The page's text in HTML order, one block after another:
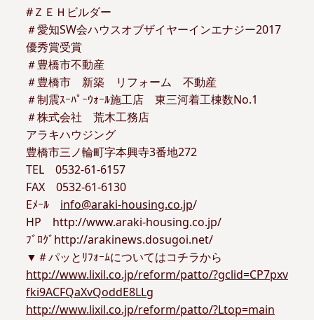
#ＺＥＨビルダー
＃愛知SW会ハウスオブザイヤーインエナジー2017
優秀賞受賞
＃豊橋市不動産
＃豊橋市 新築 リフォーム 不動産
＃制震ｽｰﾊﾟｰｳｫｰﾙ施工店 東三河着工棟数No.1
＃株式会社 荒木工務店
アラキハウジング
豊橋市三ノ輪町字本興寺3番地272
TEL 0532-61-6157
FAX 0532-61-6130
Eﾒｰﾙ info@araki-housing.co.jp/
HP http://www.araki-housing.co.jp/
ﾌﾞﾛｸﾞhttp://arakinews.dosugoi.net/
▼＃パッとﾘﾌｫｰﾑについてはコチラから
http://www.lixil.co.jp/reform/patto/?gclid=CP7pxv
fki9ACFQaXvQoddE8LLg
http://www.lixil.co.jp/reform/patto/?Ltop=main